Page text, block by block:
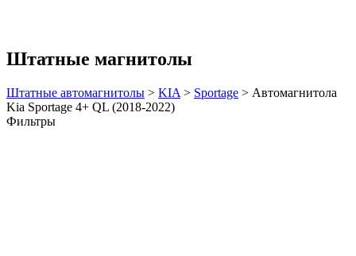
Штатные магнитолы
Штатные автомагнитолы > KIA > Sportage > Автомагнитола
Kia Sportage 4+ QL (2018-2022)
Фильтры